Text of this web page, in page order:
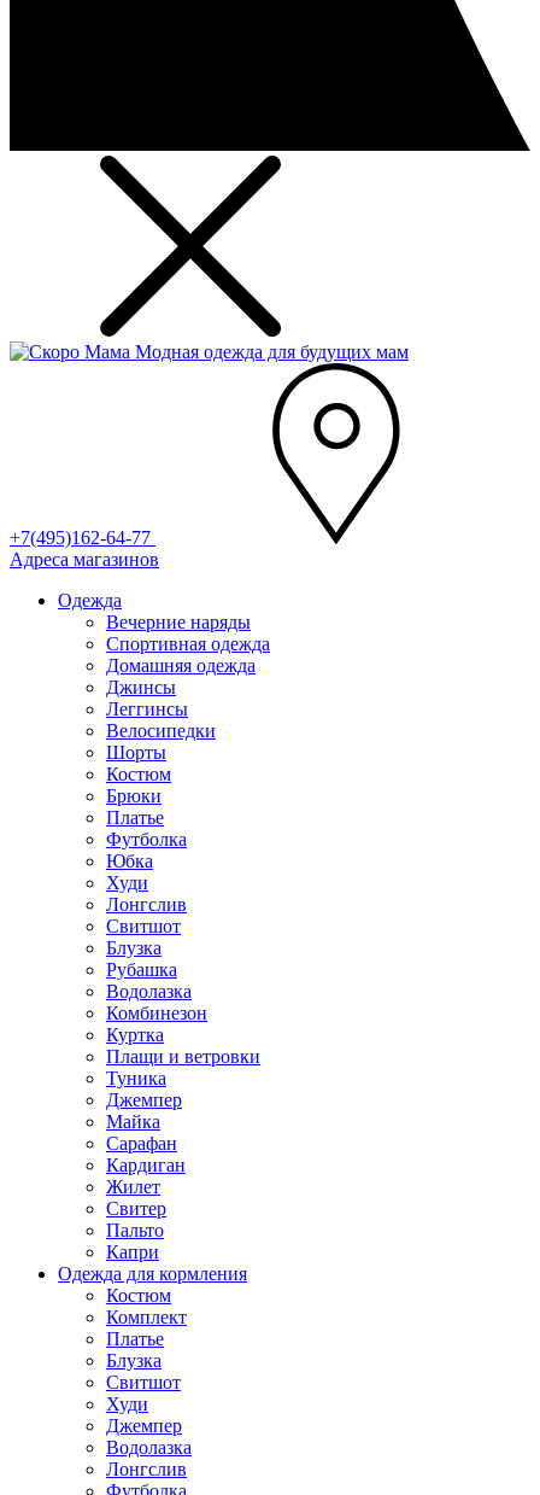
Модная одежда для будущих мам
+7(495)162-64-77
Адреса магазинов
Одежда
Вечерние наряды
Спортивная одежда
Домашняя одежда
Джинсы
Леггинсы
Велосипедки
Шорты
Костюм
Брюки
Платье
Футболка
Юбка
Худи
Лонгслив
Свитшот
Блузка
Рубашка
Водолазка
Комбинезон
Куртка
Плащи и ветровки
Туника
Джемпер
Майка
Сарафан
Кардиган
Жилет
Свитер
Пальто
Капри
Одежда для кормления
Костюм
Комплект
Платье
Блузка
Свитшот
Худи
Джемпер
Водолазка
Лонгслив
Футболка